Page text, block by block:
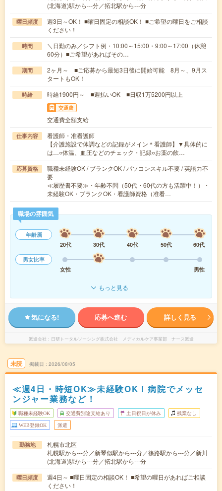
(北海道)駅から---分／拓北駅から---分
曜日頻度
週3日～OK！ ■曜日固定の相談OK！ ■ご希望の曜日をご相談
ください！
時間
＼日勤のみ／シフト例・10:00～15:00・9:00～17:00（休憩
60分）■ご希望があればその…
期間
2ヶ月～ ■ご応募から最短3日後に開始可能 8月～、9月ス
タートもOK！
時給 時給1900円～ ■週払いOK ■日収1万5200円以上
交通費
交通費全額支給
仕事内容
看護師・准看護師
【介護施設で体調などの記録がメイン＊看護師】▼具体的に
は…○体温、血圧などのチェック・記録○お薬の飲…
応募資格
職種未経験OK / ブランクOK / パソコンスキル不要 / 英語力不
要
≪履歴書不要≫・年齢不問（50代・60代の方も活躍中！）・
未経験OK・ブランクOK・看護師資格（准看…
職場の雰囲気
年齢層
20代
30代 40代 50代
60代
男女比率
女性
男性
もっと見る
気になる! 応募へ進む 詳しく見る
派遣会社 日研トータルソーシング株式会社 メディカルケア事業部 ナース派遣
未読 掲載日 2026/08/05
≪週4日・時短OK≫未経験OK！病院でメッセ
ンジャー業務など！
職種未経験OK 交通費別途支給あり 土日祝日が休み 残業なし
WEB登録OK 派遣
勤務地
札幌市北区
札幌駅から---分／新琴似駅から---分／篠路駅から---分／新川
(北海道)駅から---分／拓北駅から---分
曜日頻度
週4日～ ■曜日固定の相談OK！ ■希望の曜日があればご相談
ください！